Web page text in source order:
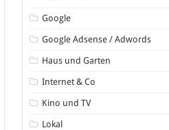
Google
Google Adsense / Adwords
Haus und Garten
Internet & Co
Kino und TV
Lokal